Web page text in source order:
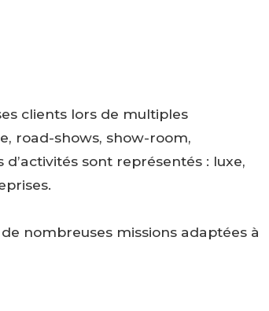
clients lors de multiples
road-shows, show-room,
d’activités sont représentés : luxe,
nombreuses missions adaptées à